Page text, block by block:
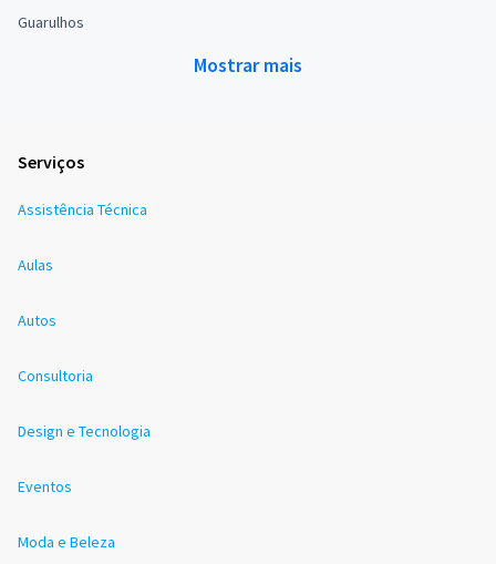
Guarulhos
Mostrar mais
Serviços
Assistência Técnica
Aulas
Autos
Consultoria
Design e Tecnologia
Eventos
Moda e Beleza